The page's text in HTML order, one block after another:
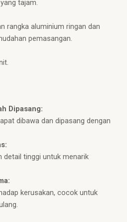
tajam.
rangka aluminium ringan dan
pemasangan.
Dipasang:
dibawa dan dipasang dengan
detail tinggi untuk menarik
kerusakan, cocok untuk